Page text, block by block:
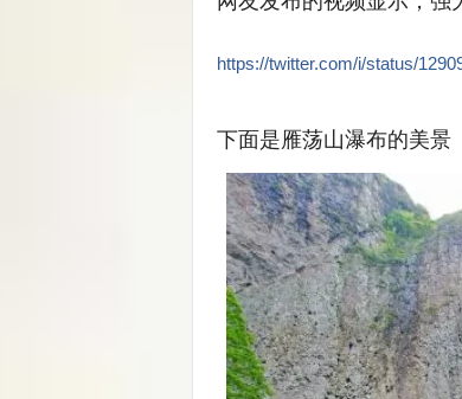
https://twitter.com/i/status/
下面是雁荡山瀑布的美景